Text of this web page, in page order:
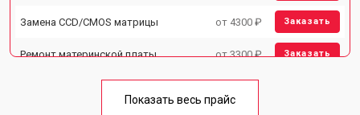
Замена CCD/CMOS матрицы от 4300 ₽ Заказать
Ремонт материнской платы от 3300 ₽ Заказать
Показать весь прайс